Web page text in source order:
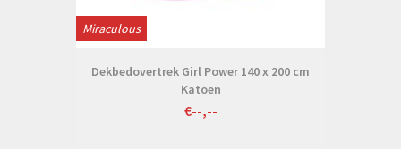
Miraculous
Dekbedovertrek Girl Power 140 x 200 cm
Katoen
€--,--